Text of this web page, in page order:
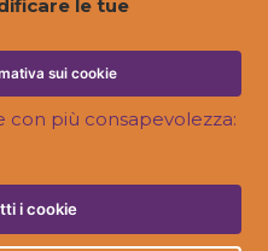
Elisabetta, la
& strategist.
le tue
sui cookie
con più consapevolezza:
i cookie